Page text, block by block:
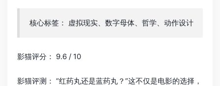
核心标签： 虚拟现实、数字母体、哲学、动作设计
影猫评分： 9.6 / 10
影猫评测： “红药丸还是蓝药丸？”这不仅是电影的选择，